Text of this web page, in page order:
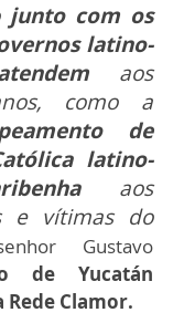
junto com os
latino-
aos
como a
de
latino-
aos
e vítimas do
Gustavo
de Yucatán
Clamor.